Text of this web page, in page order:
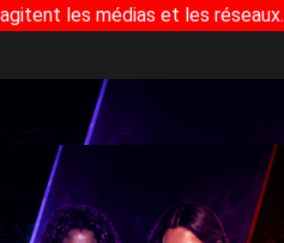
les médias et les réseaux.